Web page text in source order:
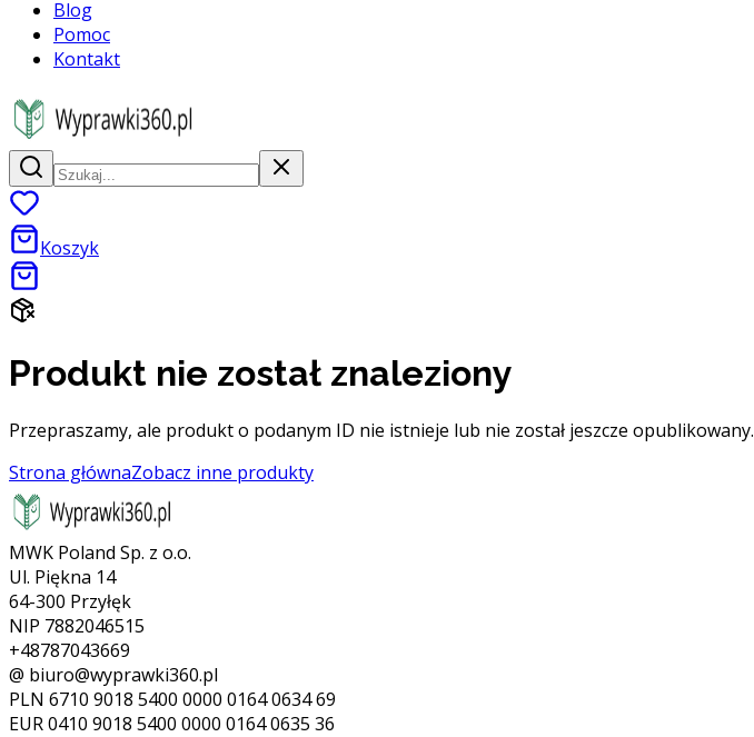
Blog
Pomoc
Kontakt
Koszyk
Produkt nie został znaleziony
Przepraszamy, ale produkt o podanym ID nie istnieje lub nie został jeszcze opublikowany.
Strona głównaZobacz inne produkty
MWK Poland Sp. z o.o.
Ul. Piękna 14
64-300 Przyłęk
NIP 7882046515
+48787043669
@ biuro@wyprawki360.pl
PLN 6710 9018 5400 0000 0164 0634 69
EUR0410 9018 5400 0000 0164 0635 36